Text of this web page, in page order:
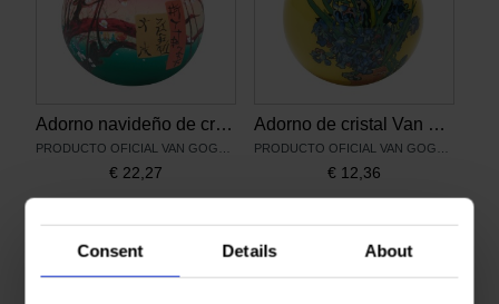
Consent Details About
Adorno navideño de cristal Van Gogh, Ciruelo
€ 22,27
Adorno de cristal Van Gogh, Lirios
€ 12,36